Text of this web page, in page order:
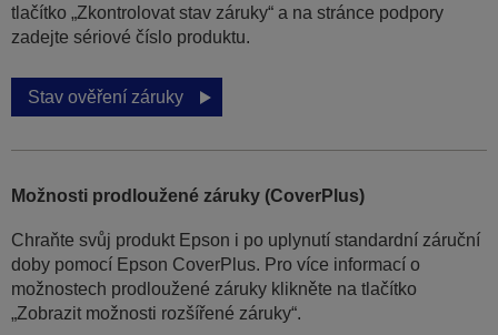
tlačítko „Zkontrolovat stav záruky“ a na stránce podpory
zadejte sériové číslo produktu.
Stav ověření záruky
Možnosti prodloužené záruky (CoverPlus)
Chraňte svůj produkt Epson i po uplynutí standardní záruční
doby pomocí Epson CoverPlus. Pro více informací o
možnostech prodloužené záruky klikněte na tlačítko
„Zobrazit možnosti rozšířené záruky“.